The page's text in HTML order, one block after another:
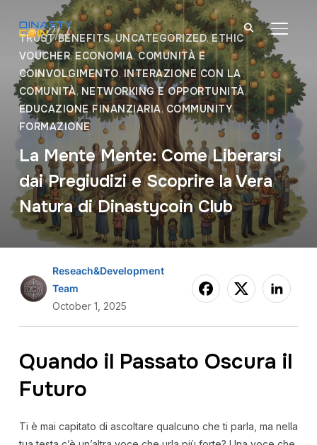
TRUST BENEFITS,UNCATEGORIZED,ETHIC
VOUCHER,ECONOMIA,COMUNITÀ E
COINVOLGIMENTO,INTERAZIONE CON LA
COMUNITÀ, NETWORKING E OPPORTUNITÀ,
EDUCAZIONE FINANZIARIA, COMMUNITY,
FORMAZIONE
La Mente Mente: Come Liberarsi
dai Pregiudizi e Scoprire la Vera
Natura di Dinastycoin Club
Reseach&Development
Team
October 1, 2025
Quando il Passato Oscura il
Futuro
Ti è mai capitato di ascoltare qualcuno che ti parla, ma nella